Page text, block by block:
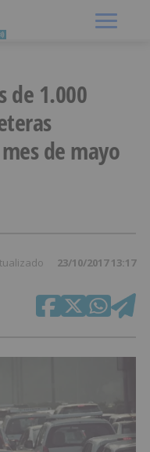
de 1.000
de mayo
23/10/2017 13:17